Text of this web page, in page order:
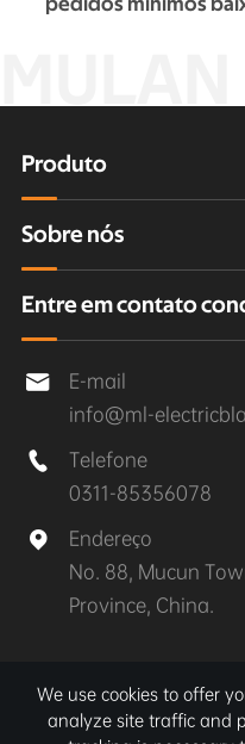
pedidos mínimos
Produto
Sobre nós
Entre em contato

E-mail
info@ml-

Telefone
0311-85356078

Endereço
No. 88, Mucun
Province, China.
Direitos autorais©Xinle
Co., Ltd.Todos os
We use cookies to offer
analyze site traffic and